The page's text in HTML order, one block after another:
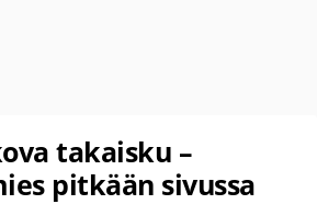
takaisku –
pitkään sivussa